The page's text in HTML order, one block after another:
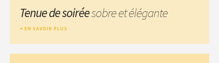
Tenue de soiréesobre et élégante
EN SAVOIR PLUS